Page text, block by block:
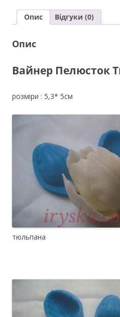
Опис Відгуки (0)
Опис
Вайнер Пелюсток
розміри : 5,3* 5см
тюльпана